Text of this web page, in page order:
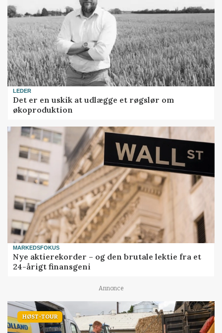
LEDER
Det er en uskik at udlægge et røgslør om
økoproduktion
MARKEDSFOKUS
Nye aktierekorder – og den brutale lektie fra et
24-årigt finansgeni
Annonce
HØST-TOUR